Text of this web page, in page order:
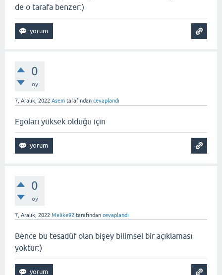
de o tarafa benzer:)
0
oy
7, Aralık, 2022 Asem tarafından cevaplandı
Egoları yüksek olduğu için
0
oy
7, Aralık, 2022 Melike92 tarafından cevaplandı
Bence bu tesadüf olan bişey bilimsel bir açıklaması
yoktur:)